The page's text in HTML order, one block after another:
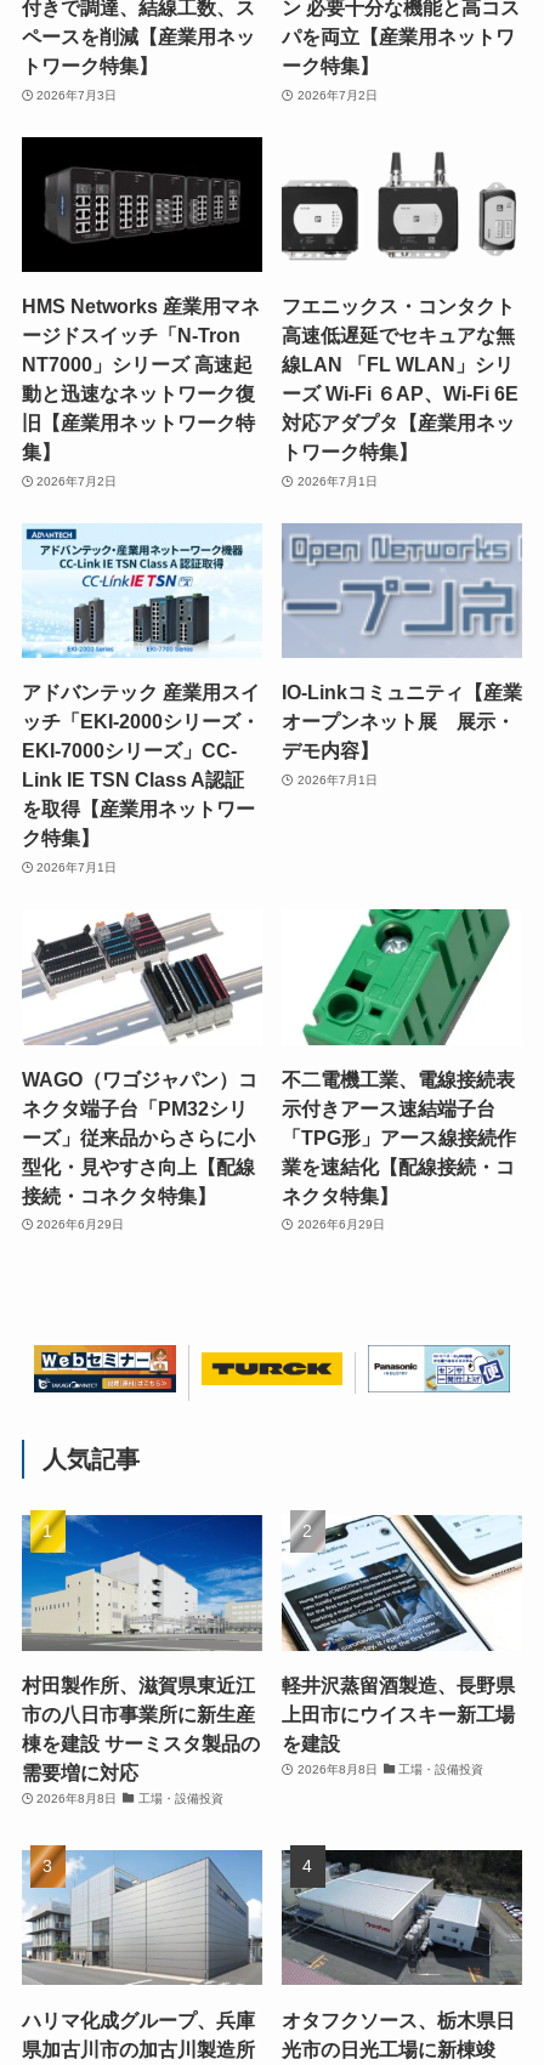
付きで調達、結線工数、ス
ペースを削減【産業用ネッ
トワーク特集】
2026年7月3日
ン 必要十分な機能と高コス
パを両立【産業用ネットワ
ーク特集】
2026年7月2日
HMS Networks 産業用マネ
ージドスイッチ「N-Tron
NT7000」シリーズ 高速起
動と迅速なネットワーク復
旧【産業用ネットワーク特
集】
2026年7月2日
フエニックス・コンタクト
高速低遅延でセキュアな無
線LAN 「FL WLAN」シリ
ーズ Wi-Fi ６AP、Wi-Fi 6E
対応アダプタ【産業用ネッ
トワーク特集】
2026年7月1日
アドバンテック 産業用スイ
ッチ「EKI-2000シリーズ・
EKI-7000シリーズ」CC-
Link IE TSN Class A認証
を取得【産業用ネットワー
ク特集】
2026年7月1日
IO-Linkコミュニティ【産業
オープンネット展 展示・
デモ内容】
2026年7月1日
WAGO（ワゴジャパン）コ
ネクタ端子台「PM32シリ
ーズ」従来品からさらに小
型化・見やすさ向上【配線
接続・コネクタ特集】
2026年6月29日
不二電機工業、電線接続表
示付きアース速結端子台
「TPG形」アース線接続作
業を速結化【配線接続・コ
ネクタ特集】
2026年6月29日
人気記事
村田製作所、滋賀県東近江
市の八日市事業所に新生産
棟を建設 サーミスタ製品の
需要増に対応
2026年8月8日 工場・設備投資
軽井沢蒸留酒製造、長野県
上田市にウイスキー新工場
を建設
2026年8月8日 工場・設備投資
ハリマ化成グループ、兵庫
県加古川市の加古川製造所
オタフクソース、栃木県日
光市の日光工場に新棟竣